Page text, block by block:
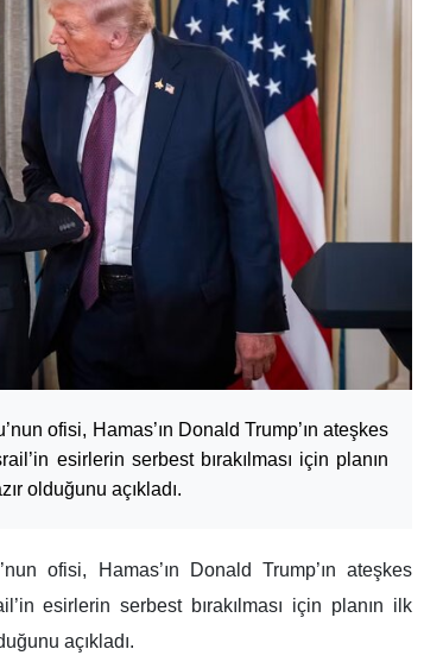
ofisi, Hamas’ın Donald Trump’ın ateşkes
esirlerin serbest bırakılması için planın
olduğunu açıkladı.
ofisi, Hamas’ın Donald Trump’ın ateşkes
esirlerin serbest bırakılması için planın ilk
açıkladı.